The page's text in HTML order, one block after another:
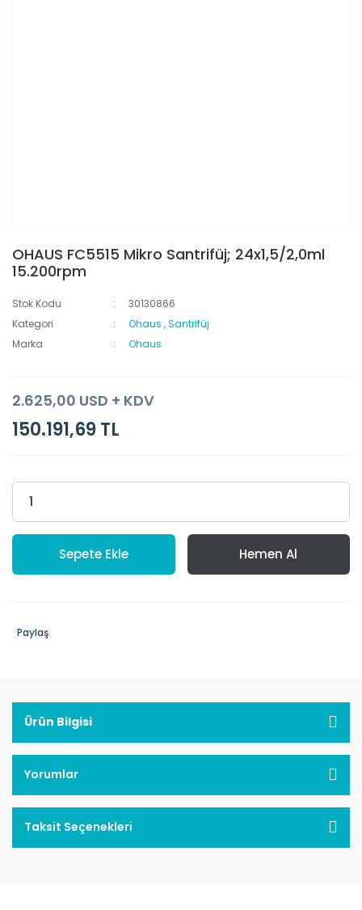
OHAUS FC5515 Mikro Santrifüj; 24x1,5/2,0ml
15.200rpm
Stok Kodu
30130866
Kategori
Ohaus ,Santrifüj
Marka
Ohaus
2.625,00 USD + KDV
150.191,69 TL
Sepete Ekle Hemen Al
Paylaş
Ürün Bilgisi
Yorumlar
Taksit Seçenekleri